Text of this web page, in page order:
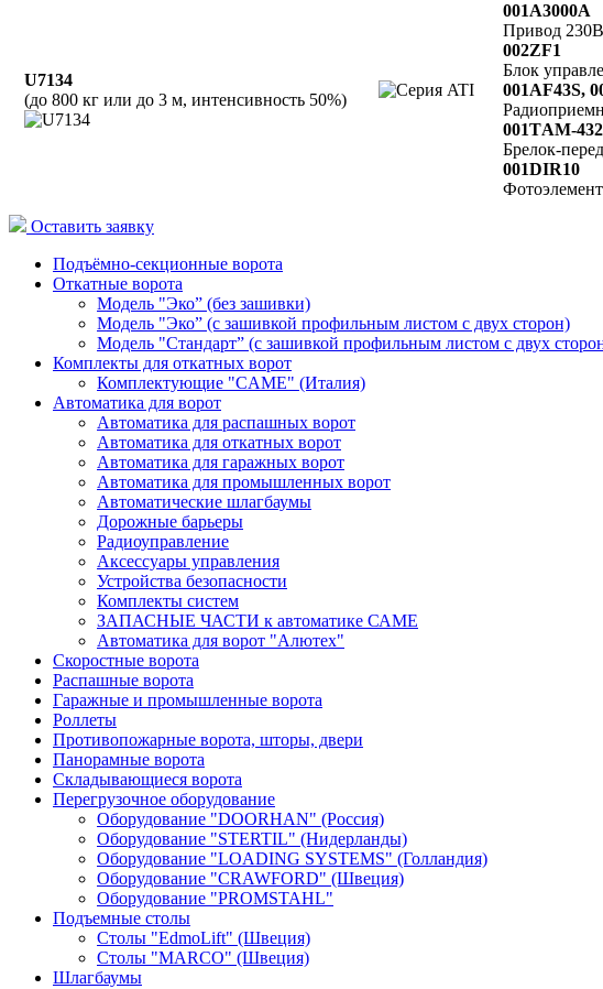
U7134
(до 800 кг или до 3 м, интенсивность 50%)
001A3000A
Привод
002ZF1
Блок
001AF43S,
001TАМ-
Брелок-
001DIR10
Оставить заявку
Подъёмно-секционные ворота
Откатные ворота
Модель "Эко” (без зашивки)
Модель "Эко” (с зашивкой профильным листом с двух сторон)
Модель "Стандарт” (с зашивкой профильным листом с двух
Комплекты для откатных ворот
Комплектующие "CAME" (Италия)
Автоматика для ворот
Автоматика для распашных ворот
Автоматика для откатных ворот
Автоматика для гаражных ворот
Автоматика для промышленных ворот
Автоматические шлагбаумы
Дорожные барьеры
Радиоуправление
Аксессуары управления
Устройства безопасности
Комплекты систем
ЗАПАСНЫЕ ЧАСТИ к автоматике САМЕ
Автоматика для ворот "Алютех"
Скоростные ворота
Распашные ворота
Гаражные и промышленные ворота
Роллеты
Противопожарные ворота, шторы, двери
Панорамные ворота
Складывающиеся ворота
Перегрузочное оборудование
Оборудование "DOORHAN" (Россия)
Оборудование "STERTIL" (Нидерланды)
Оборудование "LOADING SYSTEMS" (Голландия)
Оборудование "СRAWFORD" (Швеция)
Оборудование "PROMSTAHL"
Подъемные столы
Столы "EdmoLift" (Швеция)
Столы "MARCO" (Швеция)
Шлагбаумы